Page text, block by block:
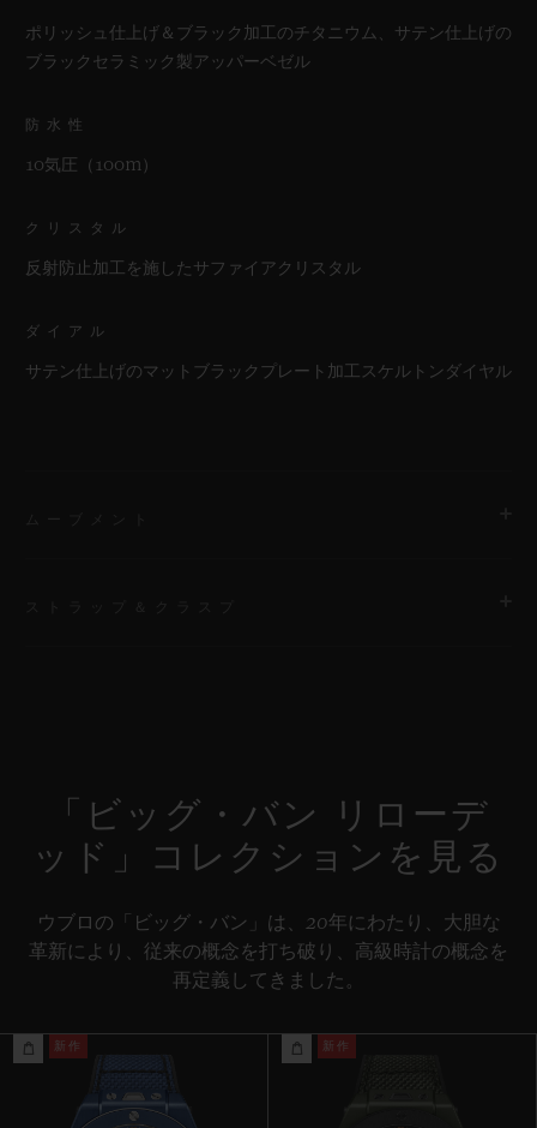
ポリッシュ仕上げ＆ブラック加工のチタニウム、サテン仕上げの
ブラックセラミック製アッパーベゼル
防水性
10気圧（100m）
クリスタル
反射防止加工を施したサファイアクリスタル
ダイアル
サテン仕上げのマットブラックプレート加工スケルトンダイヤル
約72時間
ン入りラバーストラップ
ブラックセラミック＆チタニウム（ブラックコーティング）
「ビッグ・バン リローデ
ッド」コレクションを見る
ウブロの「ビッグ・バン」は、20年にわたり、大胆な
革新により、従来の概念を打ち破り、高級時計の概念を
再定義してきました。
新作 新作